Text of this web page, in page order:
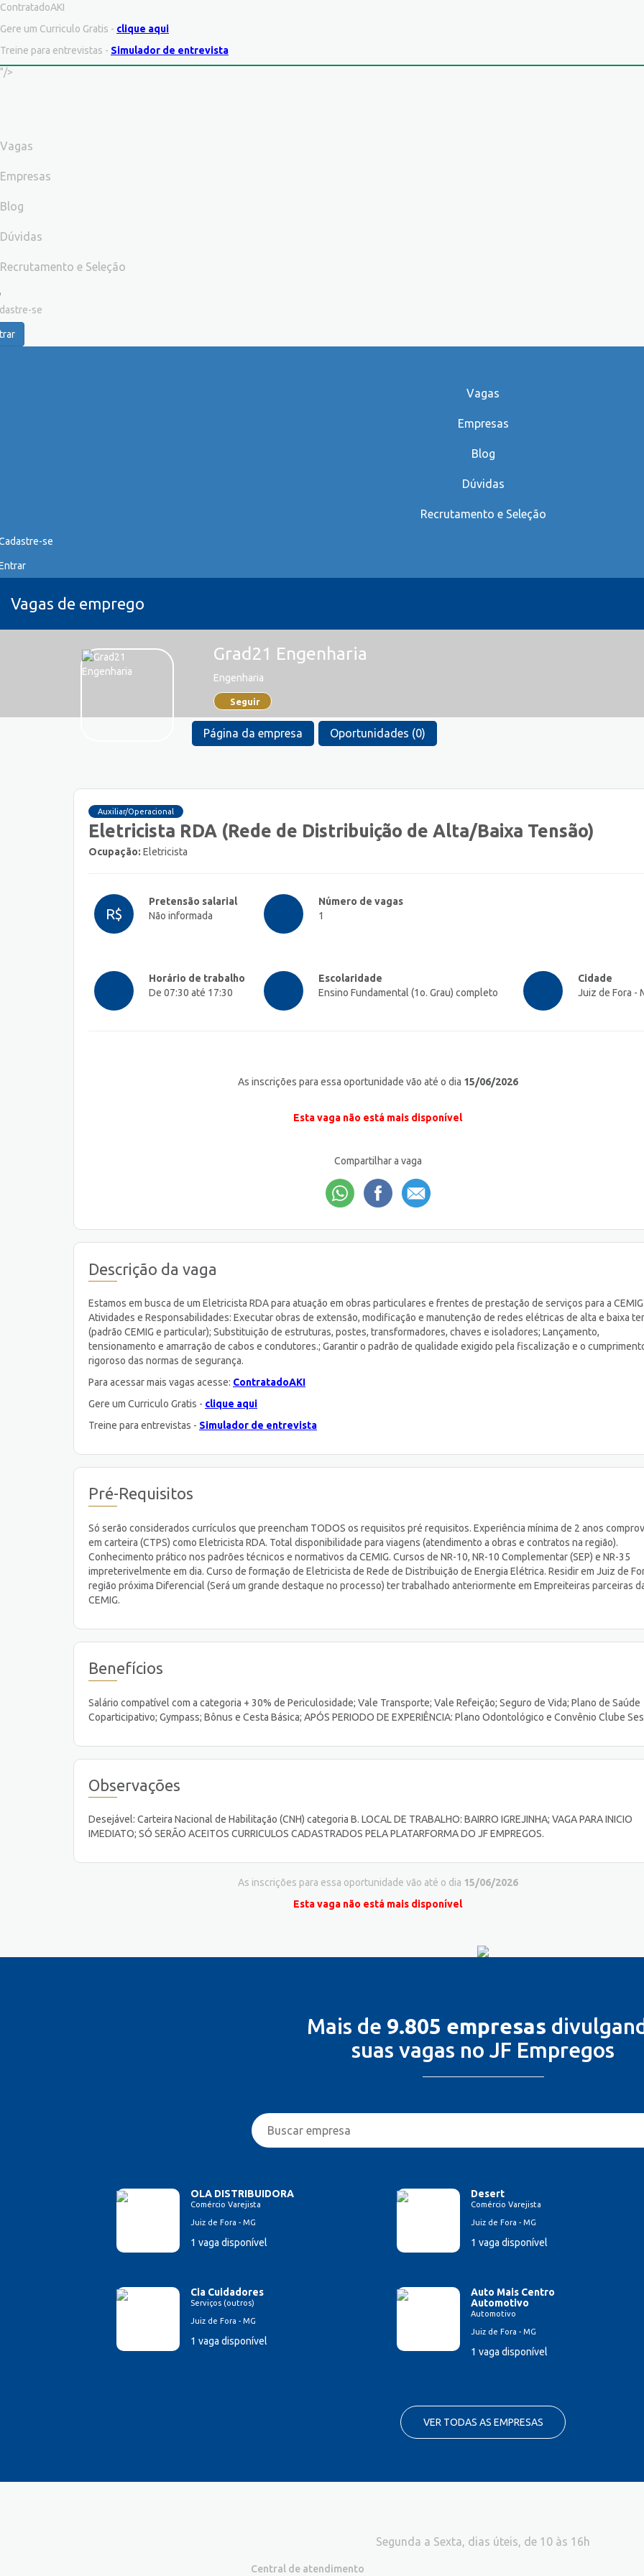
ContratadoAKI
Gere um Curriculo Gratis - clique aqui
Treine para entrevistas - Simulador de entrevista
"/>
Vagas
Empresas
Blog
Dúvidas
Recrutamento e Seleção
se
Vagas
Empresas
Blog
Dúvidas
Recrutamento e Seleção
se
Vagas de emprego
Grad21 Engenharia
Engenharia
Seguir
Página da empresa Oportunidades (0)
Auxiliar/Operacional
Eletricista RDA (Rede de Distribuição de Alta/Baixa Tensão)
Ocupação: Eletricista
R$
Pretensão salarial
Não informada
Número de vagas
1
Horário de trabalho
De 07:30 até 17:30
Escolaridade
Ensino Fundamental (1o. Grau) completo
Cidade
Juiz de Fora -
As inscrições para essa oportunidade vão até o dia 15/06/2026
Esta vaga não está mais disponível
Compartilhar a vaga
Descrição da vaga
Estamos em busca de um Eletricista RDA para atuação em obras particulares e frentes de prestação de serviços para a
Atividades e Responsabilidades: Executar obras de extensão, modificação e manutenção de redes elétricas de alta e baixa
(padrão CEMIG e particular); Substituição de estruturas, postes, transformadores, chaves e isoladores; Lançamento,
tensionamento e amarração de cabos e condutores.; Garantir o padrão de qualidade exigido pela fiscalização e o
rigoroso das normas de segurança.
Para acessar mais vagas acesse: ContratadoAKI
Gere um Curriculo Gratis - clique aqui
Treine para entrevistas - Simulador de entrevista
Pré-Requisitos
Só serão considerados currículos que preencham TODOS os requisitos pré requisitos. Experiência mínima de 2 anos
em carteira (CTPS) como Eletricista RDA. Total disponibilidade para viagens (atendimento a obras e contratos na região).
Conhecimento prático nos padrões técnicos e normativos da CEMIG. Cursos de NR-10, NR-10 Complementar (SEP) e NR-35
impreterivelmente em dia. Curso de formação de Eletricista de Rede de Distribuição de Energia Elétrica. Residir em Juiz de
região próxima Diferencial (Será um grande destaque no processo) ter trabalhado anteriormente em Empreiteiras parceiras
CEMIG.
Benefícios
Salário compatível com a categoria + 30% de Periculosidade; Vale Transporte; Vale Refeição; Seguro de Vida; Plano de Saúde
Coparticipativo; Gympass; Bônus e Cesta Básica; APÓS PERIODO DE EXPERIÊNCIA: Plano Odontológico e Convênio Clube
Observações
Desejável: Carteira Nacional de Habilitação (CNH) categoria B. LOCAL DE TRABALHO: BAIRRO IGREJINHA; VAGA PARA INICIO
IMEDIATO; SÓ SERÃO ACEITOS CURRICULOS CADASTRADOS PELA PLATARFORMA DO JF EMPREGOS.
As inscrições para essa oportunidade vão até o dia 15/06/2026
Esta vaga não está mais disponível
Mais de 9.805 empresas
suas vagas no JF Empregos
OLA DISTRIBUIDORA
Comércio Varejista
Juiz de Fora - MG
1 vaga disponível
Desert
Comércio Varejista
Juiz de Fora - MG
1 vaga disponível
Cia Cuidadores
Serviços (outros)
Juiz de Fora - MG
1 vaga disponível
Auto Mais Centro
Automotivo
Automotivo
Juiz de Fora - MG
1 vaga disponível
VER TODAS AS EMPRESAS
Segunda a Sexta, dias úteis, de 10 às 16h
Central de atendimento